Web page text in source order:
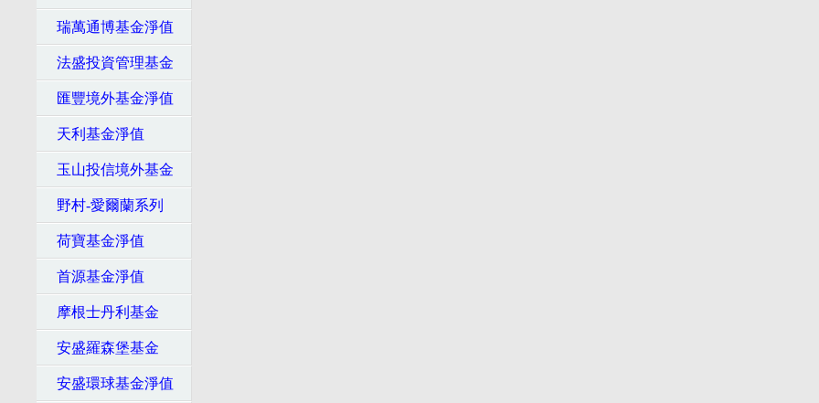
瑞萬通博基金淨值
法盛投資管理基金
匯豐境外基金淨值
天利基金淨值
玉山投信境外基金
野村-愛爾蘭系列
荷寶基金淨值
首源基金淨值
摩根士丹利基金
安盛羅森堡基金
安盛環球基金淨值